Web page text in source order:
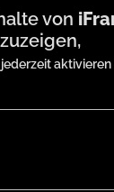
von